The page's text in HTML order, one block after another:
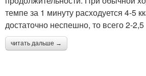
темпе за 1 минуту расходуется 4-5
достаточно неспешно, то всего 2-2,5
читать дальше →